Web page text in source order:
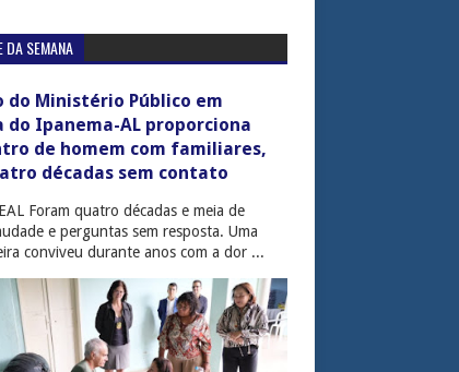
DA SEMANA
do Ministério Público em
do Ipanema-AL proporciona
de homem com familiares,
décadas sem contato
Foram quatro décadas e meia de
e perguntas sem resposta. Uma
conviveu durante anos com a dor ...